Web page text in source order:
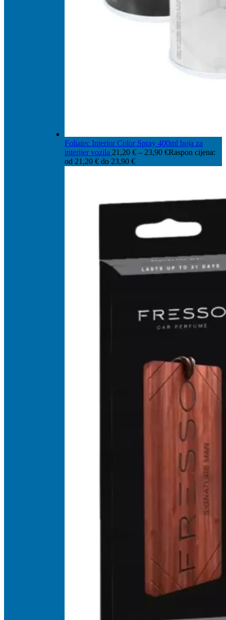
Foliatec Interior Color Spray 400ml boja za
interijer vozila 21,20 € – 23,90 €Raspon cijena:
od 21,20 € do 23,90 €